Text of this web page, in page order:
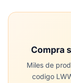
Compra
Miles de
codigo